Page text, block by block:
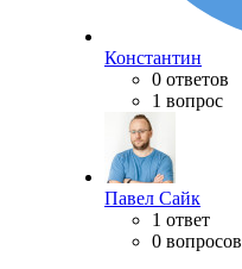
Константин
0 ответов
1 вопрос
Павел Сайк
1 ответ
0 вопросов